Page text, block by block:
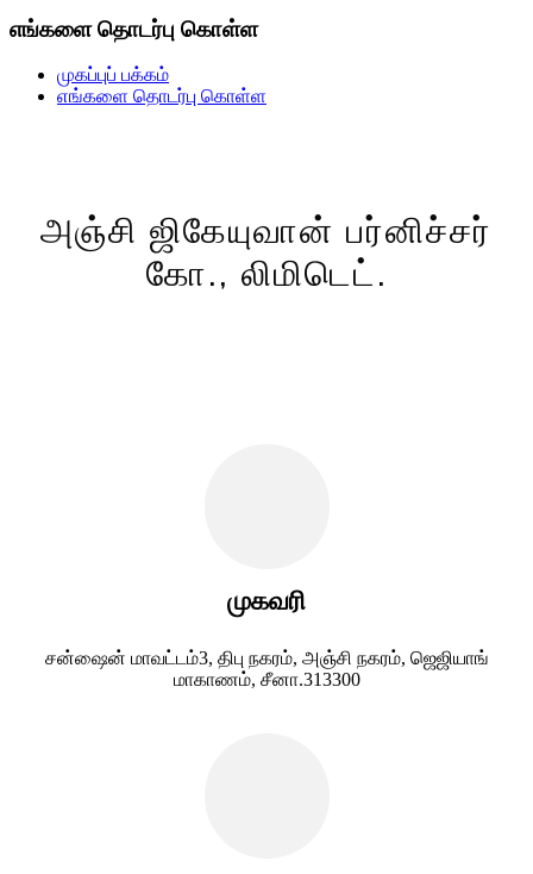
எங்களை தொடர்பு கொள்ள
முகப்புப் பக்கம்
எங்களை தொடர்பு கொள்ள
அஞ்சி ஜிகேயுவான் பர்னிச்சர்
கோ., லிமிடெட்.
முகவரி
சன்ஷைன் மாவட்டம்3, திபு நகரம், அஞ்சி நகரம், ஜெஜியாங்
மாகாணம், சீனா.313300